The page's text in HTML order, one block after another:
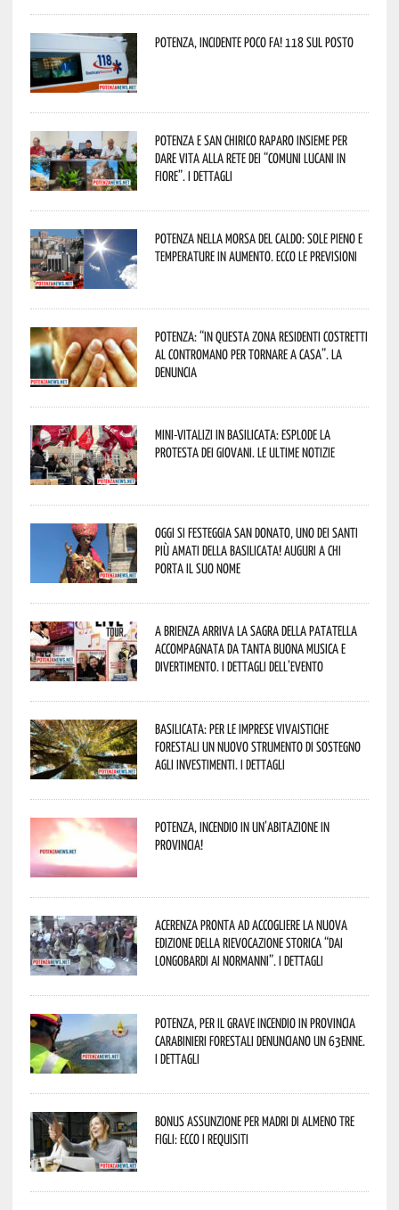
Potenza, incidente poco fa! 118 sul posto
Potenza e San Chirico Raparo insieme per
dare vita alla rete dei “Comuni Lucani in
Fiore”. I dettagli
Potenza nella morsa del caldo: sole pieno e
temperature in aumento. Ecco le previsioni
Potenza: “In questa zona residenti costretti
al contromano per tornare a casa”. La
denuncia
Mini-vitalizi in Basilicata: esplode la
protesta dei giovani. Le ultime notizie
Oggi si festeggia San Donato, uno dei Santi
più amati della Basilicata! Auguri a chi
porta il suo nome
A Brienza arriva la Sagra della Patatella
accompagnata da tanta buona musica e
divertimento. I dettagli dell’evento
Basilicata: per le imprese vivaistiche
forestali un nuovo strumento di sostegno
agli investimenti. I dettagli
Potenza, incendio in un’abitazione in
provincia!
Acerenza pronta ad accogliere la nuova
edizione della rievocazione storica “Dai
Longobardi ai Normanni”. I dettagli
Potenza, per il grave incendio in Provincia
Carabinieri forestali denunciano un 63enne.
I dettagli
Bonus assunzione per madri di almeno tre
figli: ecco i requisiti